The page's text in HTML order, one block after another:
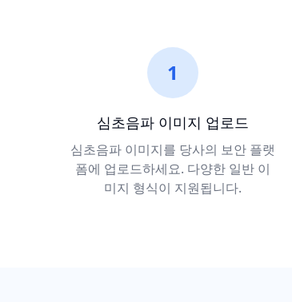
1
심초음파 이미지 업로드
심초음파 이미지를 당사의 보안 플랫
폼에 업로드하세요. 다양한 일반 이
미지 형식이 지원됩니다.